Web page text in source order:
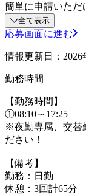
簡単に申請いた
全て表示
応募画面に進む
情報更新日：2026
勤務時間
【勤務時間】
①08:10～17:25
※夜勤専属、交替
ださい！
【備考】
勤務：日勤
休憩：3回計65分